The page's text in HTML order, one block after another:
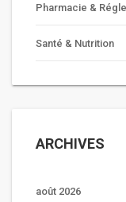
Pharmacie &
Santé & Nutrition
ARCHIVES
août 2026